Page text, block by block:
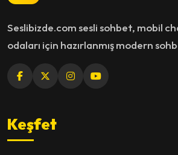
Seslibizde.com sesli sohbet, mobil
odaları için hazırlanmış modern
Keşfet